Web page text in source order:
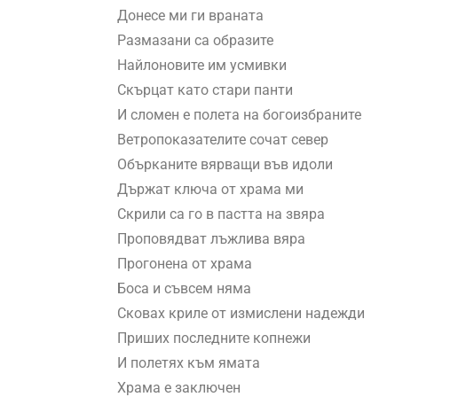
Донесе ми ги враната
Размазани са образите
Найлоновите им усмивки
Скърцат като стари панти
И сломен е полета на богоизбраните
Ветропоказателите сочат север
Обърканите вярващи във идоли
Държат ключа от храма ми
Скрили са го в пастта на звяра
Проповядват лъжлива вяра
Прогонена от храма
Боса и съвсем няма
Сковах криле от измислени надежди
Приших последните копнежи
И полетях към ямата
Храма е заключен